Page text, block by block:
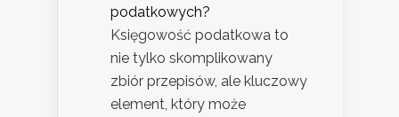
podatkowych?
Księgowość podatkowa to
nie tylko skomplikowany
zbiór przepisów, ale kluczowy
element, który może